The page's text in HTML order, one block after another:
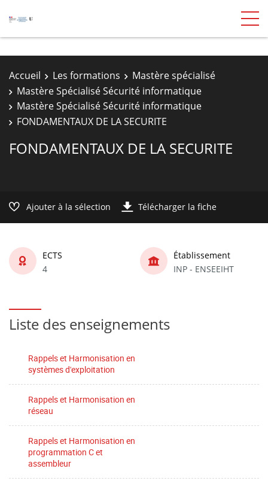
Accueil Les formations
Mastère spécialisé
Mastère Spécialisé Sécurité informatique
Mastère Spécialisé Sécurité informatique
FONDAMENTAUX DE LA SECURITE
FONDAMENTAUX DE LA SECURITE
Ajouter à la sélection Télécharger la fiche
ECTS
4
Établissement
INP - ENSEEIHT
Liste des enseignements
Rappels et Harmonisation en
systèmes d'exploitation
Rappels et Harmonisation en
réseau
Rappels et Harmonisation en
programmation C et
assembleur